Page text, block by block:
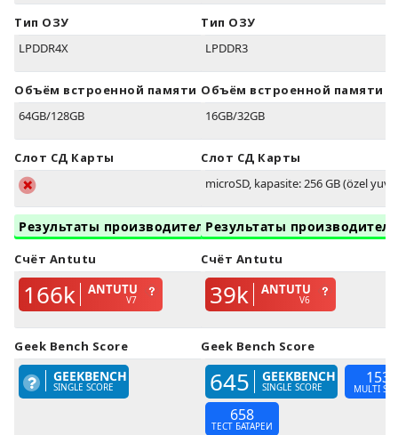
Тип ОЗУ
LPDDR4X
Объём встроенной памяти
64GB/128GB
Слот СД Карты
Результаты производительности
Счёт Antutu
166k ANTUTU
V7
Geek Bench Score
GEEKBENCH
SINGLE SCORE
Тип ОЗУ
LPDDR3
Объём встроенной памяти
16GB/32GB
Слот СД Карты
microSD, kapasite: 256 GB (özel
Результаты
Счёт Antutu
39k ANTUTU
V6
Geek Bench Score
645 GEEKBENCH
SINGLE SCORE 1533
MULTI
658
ТЕСТ БАТАРЕИ